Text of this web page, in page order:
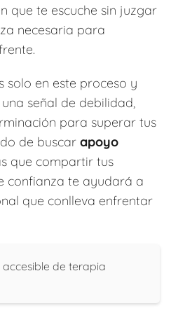
que te escuche sin juzgar
necesaria para
solo en este proceso y
señal de debilidad,
para superar tus
de buscar apoyo
que compartir tus
confianza te ayudará a
que conlleva enfrentar
de terapia